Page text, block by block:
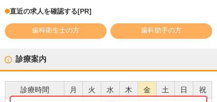
直近の求人を確認する[PR]
歯科衛生士の方 歯科助手の方
診療案内
診療時間 月 火 水 木 金 土 日 祝